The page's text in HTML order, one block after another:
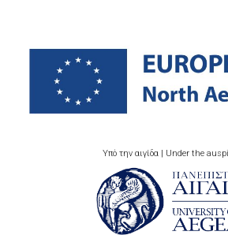
Υπό την αιγίδα | Under the